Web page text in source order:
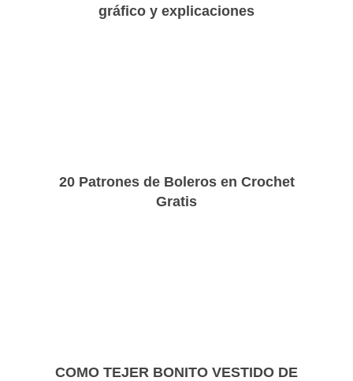
gráfico y explicaciones
20 Patrones de Boleros en Crochet
Gratis
COMO TEJER BONITO VESTIDO DE